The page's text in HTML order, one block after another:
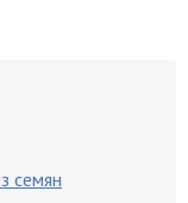
семян